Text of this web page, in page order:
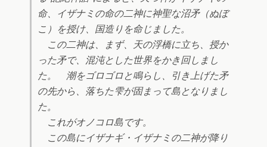
命、イザナミの命の二神に神聖な沼矛（ぬぼ
こ）を授け、国造りを命じました。
この二神は、まず、天の浮橋に立ち、授か
った矛で、混沌とした世界をかき回しまし
た。 潮をゴロゴロと鳴らし、引き上げた矛
の先から、落ちた雫が固まって島となりまし
た。
これがオノコロ島です。
この島にイザナギ・イザナミの二神が降り